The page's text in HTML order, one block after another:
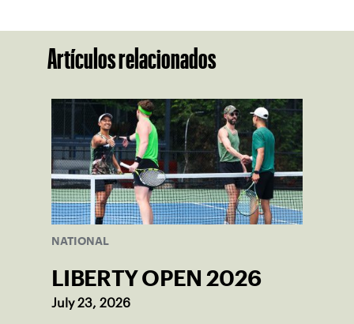
Artículos relacionados
NATIONAL
LIBERTY OPEN 2026
July 23, 2026